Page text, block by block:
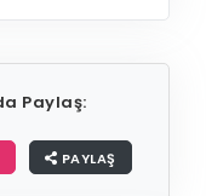
Paylaş:
PAYLAŞ